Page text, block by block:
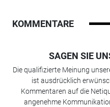
KOMMENTARE
SAGEN SIE
Die qualifizierte Meinung
ist ausdrücklich
Kommentaren auf die
angenehme